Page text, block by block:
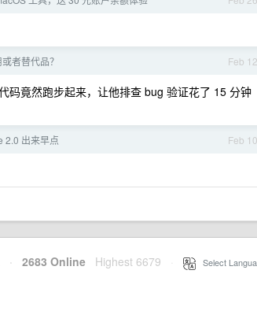
Feb 12
者替代品？
码竟然跑步起来，让他排查 bug 验证花了 15 分钟
Feb 10
2.0 出来早点
· 2683 Online Highest 6679 Select